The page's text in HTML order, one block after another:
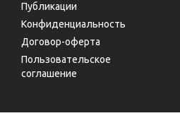
Публикации
Конфиденциальность
Договор-оферта
Пользовательское
соглашение